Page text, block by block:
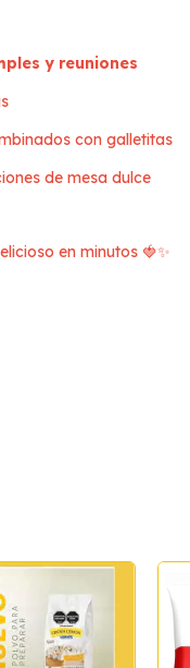
y reuniones
con galletitas
de mesa dulce
en minutos 🍓✨